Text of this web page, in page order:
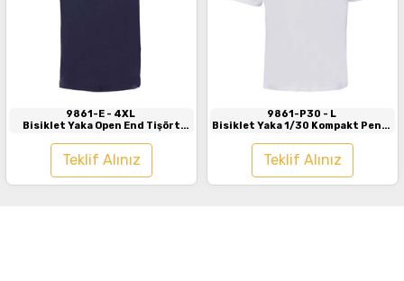
9861-E - 4XL
Bisiklet Yaka Open End Tişört
Lacivert
Teklif Alınız
9861-P30 - L
Bisiklet Yaka 1/30 Kompakt Penye
Tişört Beyaz
Teklif Alınız